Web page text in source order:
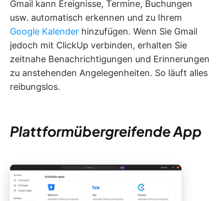
Gmail kann Ereignisse, Termine, Buchungen
usw. automatisch erkennen und zu Ihrem
Google Kalender hinzufügen. Wenn Sie Gmail
jedoch mit ClickUp verbinden, erhalten Sie
zeitnahe Benachrichtigungen und Erinnerungen
zu anstehenden Angelegenheiten. So läuft alles
reibungslos.
Plattformübergreifende App